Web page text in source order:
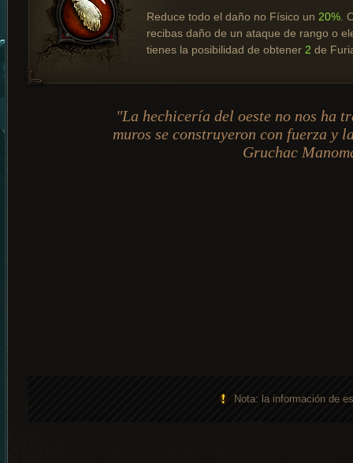
Reduce todo el daño no Físico un 20% .
recibas daño de un ataque de rango o
tienes la posibilidad de obtener 2 de
"La hechicería del oeste no nos ha
muros se construyeron con fuerza y
Gruchac
Nota: la información de